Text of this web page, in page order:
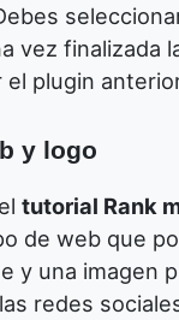
vez finalizada
el plugin
y logo
tutorial Rank
de web que
y una imagen
redes